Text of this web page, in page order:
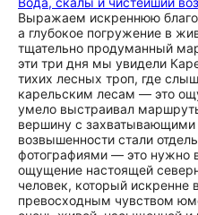
Выражаем искреннюю
а глубокое погружение в
тщательно продуманный
эти три дня мы увидели
тихих лесных троп, где
карельским лесам — это
умело выстраивал
вершину с захватывающими
возвышенности стали
фотографиями — это нужно
ощущение настоящей
человек, который искренне
превосходным чувством